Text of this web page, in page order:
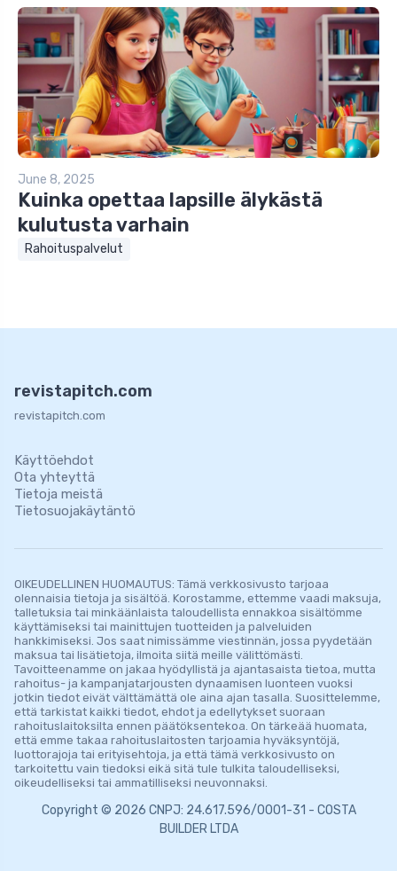
June 8, 2025
Kuinka opettaa lapsille älykästä
kulutusta varhain
Rahoituspalvelut
revistapitch.com
revistapitch.com
Käyttöehdot
Ota yhteyttä
Tietoja meistä
Tietosuojakäytäntö
OIKEUDELLINEN HUOMAUTUS: Tämä verkkosivusto tarjoaa
olennaisia ​​tietoja ja sisältöä. Korostamme, ettemme vaadi maksuja,
talletuksia tai minkäänlaista taloudellista ennakkoa sisältömme
käyttämiseksi tai mainittujen tuotteiden ja palveluiden
hankkimiseksi. Jos saat nimissämme viestinnän, jossa pyydetään
maksua tai lisätietoja, ilmoita siitä meille välittömästi.
Tavoitteenamme on jakaa hyödyllistä ja ajantasaista tietoa, mutta
rahoitus- ja kampanjatarjousten dynaamisen luonteen vuoksi
jotkin tiedot eivät välttämättä ole aina ajan tasalla. Suosittelemme,
että tarkistat kaikki tiedot, ehdot ja edellytykset suoraan
rahoituslaitoksilta ennen päätöksentekoa. On tärkeää huomata,
että emme takaa rahoituslaitosten tarjoamia hyväksyntöjä,
luottorajoja tai erityisehtoja, ja että tämä verkkosivusto on
tarkoitettu vain tiedoksi eikä sitä tule tulkita taloudelliseksi,
oikeudelliseksi tai ammatilliseksi neuvonnaksi.
Copyright © 2026 CNPJ: 24.617.596/0001-31 - COSTA
BUILDER LTDA